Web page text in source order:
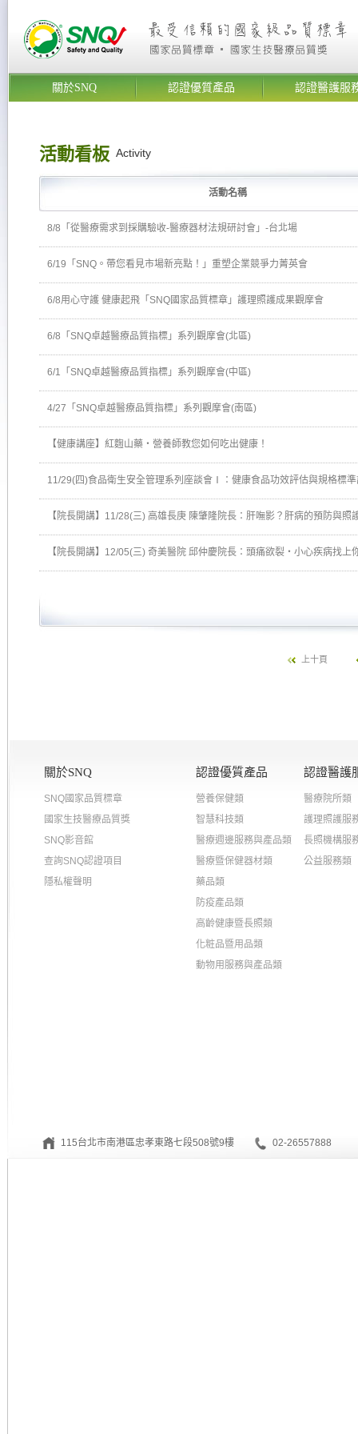
關於SNQ 認證優質產品 認證醫護服
活動看板 Activity
活動名稱
8/8「從醫療需求到採購驗收-醫療器材法規研討會」-台北場
6/19「SNQ。帶您看見市場新亮點！」重塑企業競爭力菁英會
6/8用心守護 健康起飛「SNQ國家品質標章」護理照護成果觀摩會
6/8「SNQ卓越醫療品質指標」系列觀摩會(北區)
6/1「SNQ卓越醫療品質指標」系列觀摩會(中區)
4/27「SNQ卓越醫療品質指標」系列觀摩會(南區)
【健康講座】紅麴山藥‧營養師教您如何吃出健康！
11/29(四)食品衛生安全管理系列座談會Ⅰ：健康食品功效評估與規格標
【院長開講】11/28(三) 高雄長庚 陳肇隆院長：肝嘸影？肝病的預防與照
【院長開講】12/05(三) 奇美醫院 邱仲慶院長：頭痛欲裂‧小心疾病找上
上十頁
關於SNQ
SNQ國家品質標章
國家生技醫療品質獎
SNQ影音館
查詢SNQ認證項目
隱私權聲明
認證優質產品
營養保健類
智慧科技類
醫療週邊服務與產品類
醫療暨保健器材類
藥品類
防疫產品類
高齡健康暨長照類
化粧品暨用品類
動物用服務與產品類
認證醫護
醫療院所類
護理照護服
長照機構服
公益服務類
115台北市南港區忠孝東路七段508號9樓 02-26557888